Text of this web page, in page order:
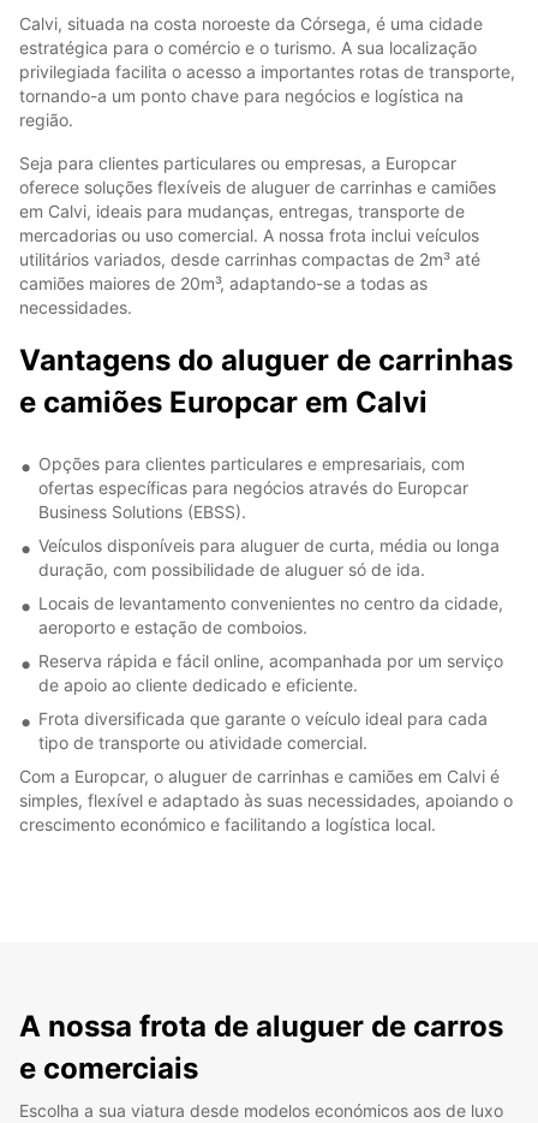
Calvi, situada na costa noroeste da Córsega, é uma cidade
estratégica para o comércio e o turismo. A sua localização
privilegiada facilita o acesso a importantes rotas de transporte,
tornando-a um ponto chave para negócios e logística na
região.
Seja para clientes particulares ou empresas, a Europcar
oferece soluções flexíveis de aluguer de carrinhas e camiões
em Calvi, ideais para mudanças, entregas, transporte de
mercadorias ou uso comercial. A nossa frota inclui veículos
utilitários variados, desde carrinhas compactas de 2m³ até
camiões maiores de 20m³, adaptando-se a todas as
necessidades.
Vantagens do aluguer de carrinhas
e camiões Europcar em Calvi
Opções para clientes particulares e empresariais, com
ofertas específicas para negócios através do Europcar
Business Solutions (EBSS).
Veículos disponíveis para aluguer de curta, média ou longa
duração, com possibilidade de aluguer só de ida.
Locais de levantamento convenientes no centro da cidade,
aeroporto e estação de comboios.
Reserva rápida e fácil online, acompanhada por um serviço
de apoio ao cliente dedicado e eficiente.
Frota diversificada que garante o veículo ideal para cada
tipo de transporte ou atividade comercial.
Com a Europcar, o aluguer de carrinhas e camiões em Calvi é
simples, flexível e adaptado às suas necessidades, apoiando o
crescimento económico e facilitando a logística local.
A nossa frota de aluguer de carros
e comerciais
Escolha a sua viatura desde modelos económicos aos de luxo